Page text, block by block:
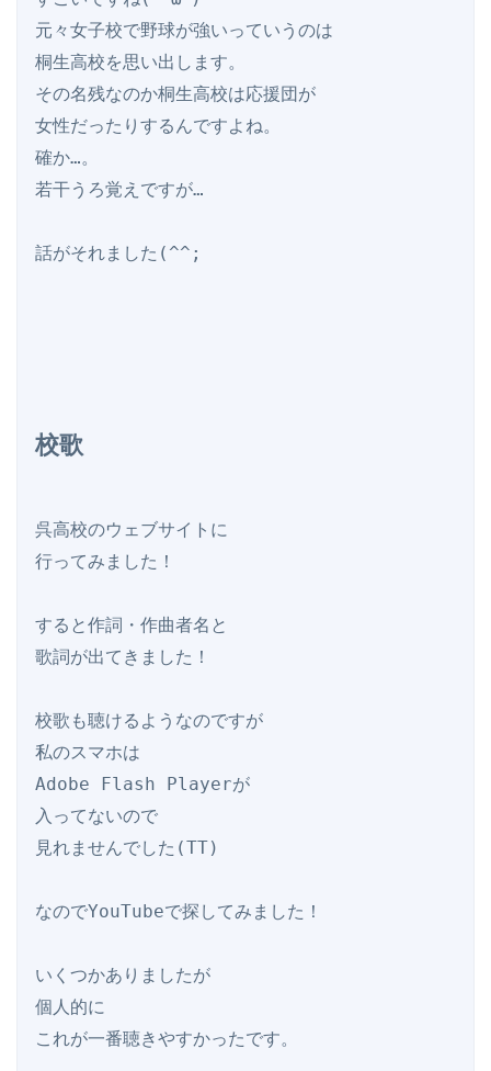
元々女子校で野球が強いっていうのは
桐生高校を思い出します。
その名残なのか桐生高校は応援団が
女性だったりするんですよね。
確か…。
若干うろ覚えですが…
話がそれました(^^;
校歌
呉高校のウェブサイトに
行ってみました！
すると作詞・作曲者名と
歌詞が出てきました！
校歌も聴けるようなのですが
私のスマホは
Adobe Flash Playerが
入ってないので
見れませんでした(TT)
なのでYouTubeで探してみました！
いくつかありましたが
個人的に
これが一番聴きやすかったです。